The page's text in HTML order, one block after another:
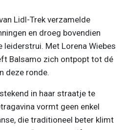
Lidl-Trek verzamelde
en droeg bovendien
leiderstrui. Met Lorena Wiebes
Balsamo zich ontpopt tot dé
deze ronde.
in haar straatje te
vormt geen enkel
die traditioneel beter klimt